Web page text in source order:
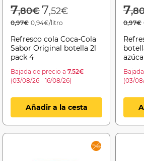
Price reduced from
7,80€to
7,52€
0,97€ 0,94€/litro
Refresco cola Coca-Cola
Sabor Original botella 2l
pack 4
Bajada de precio a 7.52€
(03/08/26 - 16/08/26)
Añadir a la cesta
7
0,97€
(03/